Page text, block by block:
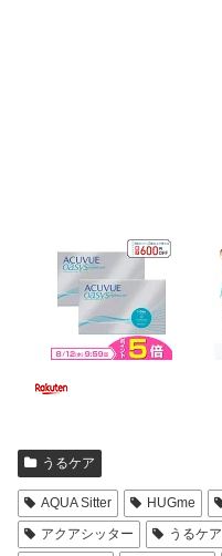
うるケア
AQUA Sitter HUGme
アクアシッター
うるケア